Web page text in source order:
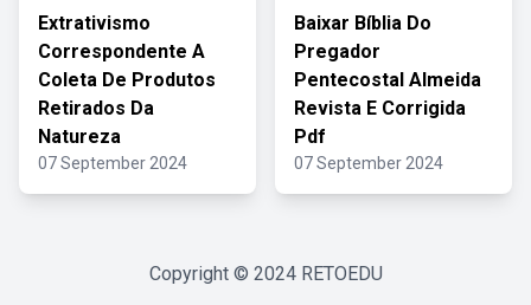
Extrativismo
Correspondente A
Coleta De Produtos
Retirados Da
Natureza
07 September 2024
Baixar Bíblia Do
Pregador
Pentecostal Almeida
Revista E Corrigida
Pdf
07 September 2024
Copyright © 2024 RETOEDU